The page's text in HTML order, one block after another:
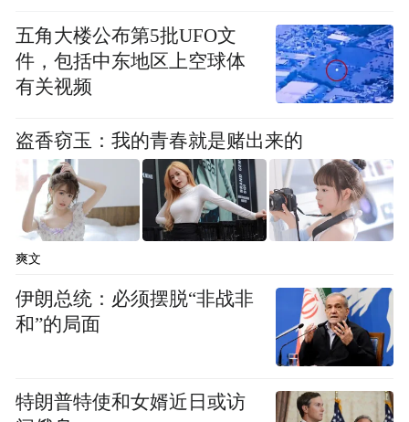
还在剧组与导演周星驰首次见面，成功圆梦
《星星美人鱼》，引发了全网观众的疯狂打
call，“星爷”又一次弹幕刷屏。
人鱼有戏，梦想无敌，国内首档“破四屏”平
民喜剧综艺《星星美人鱼》圆满收官。成功
晋级的人鱼选手将在《美人鱼》系列影视剧
出演什么角色？更多关于美人鱼的爱与成
长，敬请关注《美人鱼2》及《美人鱼》系列
电视剧。
“特别声明：以上作品内容(包括在内的视频、图片或音
频)为凤凰网旗下自媒体平台“大风号”用户上传并发
布，本平台仅提供信息存储空间服务。
Notice: The content above (including the videos,
五角大楼公布第5批UFO文
件，包括中东地区上空球体
有关视频
盗香窃玉：我的青春就是赌出来的
爽文
伊朗总统：必须摆脱“非战非
和”的局面
特朗普特使和女婿近日或访